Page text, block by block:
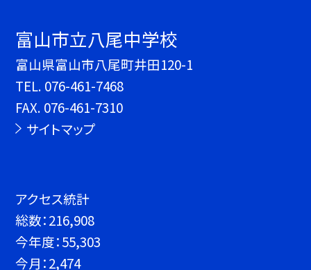
富山市立八尾中学校
富山県富山市八尾町井田120-1
TEL. 076-461-7468
FAX. 076-461-7310
サイトマップ
アクセス統計
総数：216,908
今年度：55,303
今月：2,474